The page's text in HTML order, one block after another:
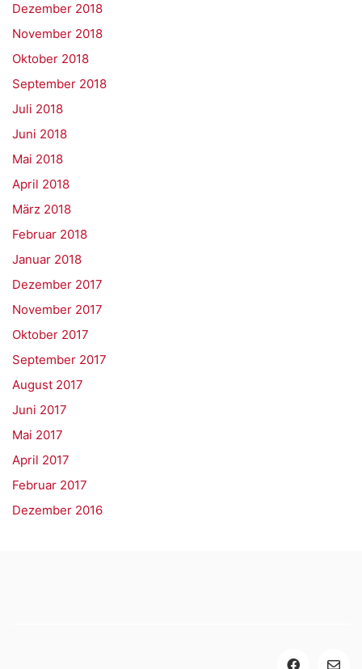
Dezember 2018
November 2018
Oktober 2018
September 2018
Juli 2018
Juni 2018
Mai 2018
April 2018
März 2018
Februar 2018
Januar 2018
Dezember 2017
November 2017
Oktober 2017
September 2017
August 2017
Juni 2017
Mai 2017
April 2017
Februar 2017
Dezember 2016